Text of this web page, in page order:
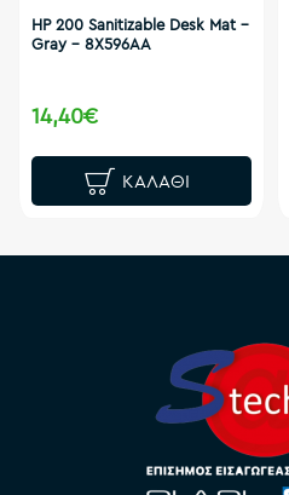
HP 200 Sanitizable Desk Mat -
Gray - 8X596AA
14,40€
ΚΑΛΆΘΙ